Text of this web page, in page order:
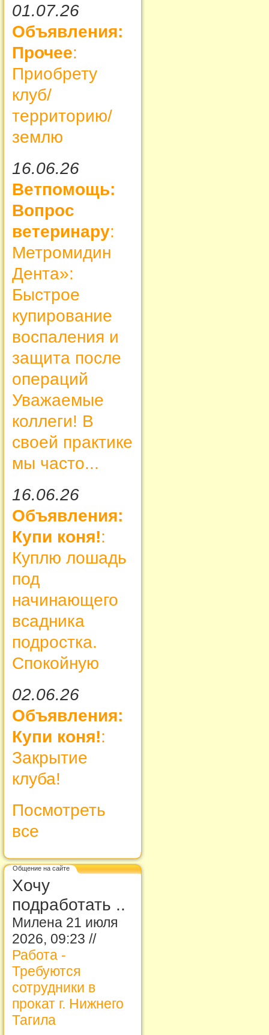
01.07.26
Объявления:
Прочее:
Приобрету
клуб/
территорию/
землю
16.06.26
Ветпомощь:
Вопрос
ветеринару:
Метромидин
Дента»:
Быстрое
купирование
воспаления и
защита после
операций
Уважаемые
коллеги! В
своей практике
мы часто...
16.06.26
Объявления:
Купи коня!:
Куплю лошадь
под
начинающего
всадника
подростка.
Спокойную
02.06.26
Объявления:
Купи коня!:
Закрытие
клуба!
Посмотреть
все
Общение на сайте
Хочу
подработать ..
Милена 21 июля
2026, 09:23 //
Работа -
Требуются
сотрудники в
прокат г. Нижнего
Тагила